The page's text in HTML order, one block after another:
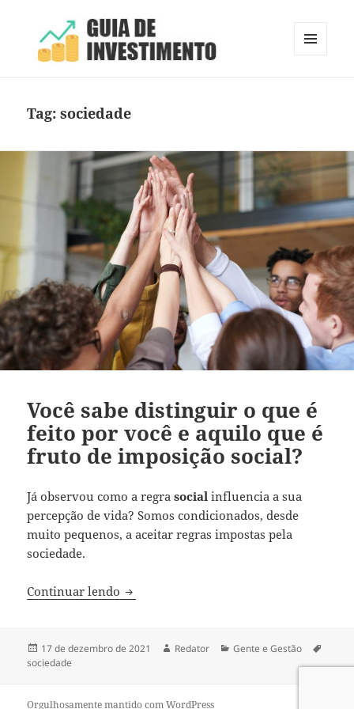
Tag:sociedade
Você sabe distinguir o que é
feito por você e aquilo que é
fruto de imposição social?
Já observou como a regrasocial influencia a sua
percepção de vida? Somos condicionados, desde
muito pequenos, a aceitar regras impostas pela
sociedade.
Continuar lendo Você sabe distinguir o que é feito por
Publicado
em
17 de dezembro de 2021 Autor
Redator Categorias
Gente e Gestão
sociedade
Orgulhosamente mantido com WordPress